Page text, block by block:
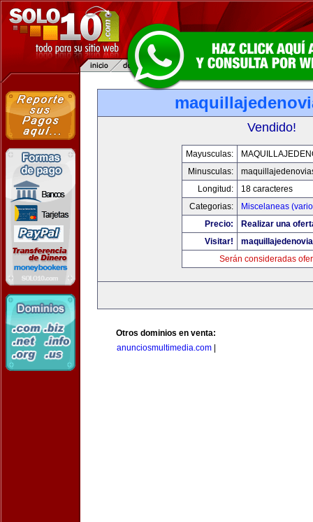
Vendido!
Mayusculas:
Minusculas:
Longitud:
18 caracteres
Categorias:
Miscelaneas
Precio:
Realizar una
Visitar!
Serán consideradas
Otros dominios en venta:
anunciosmultimedia.com|